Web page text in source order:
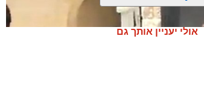
אולי יעניין אותך גם